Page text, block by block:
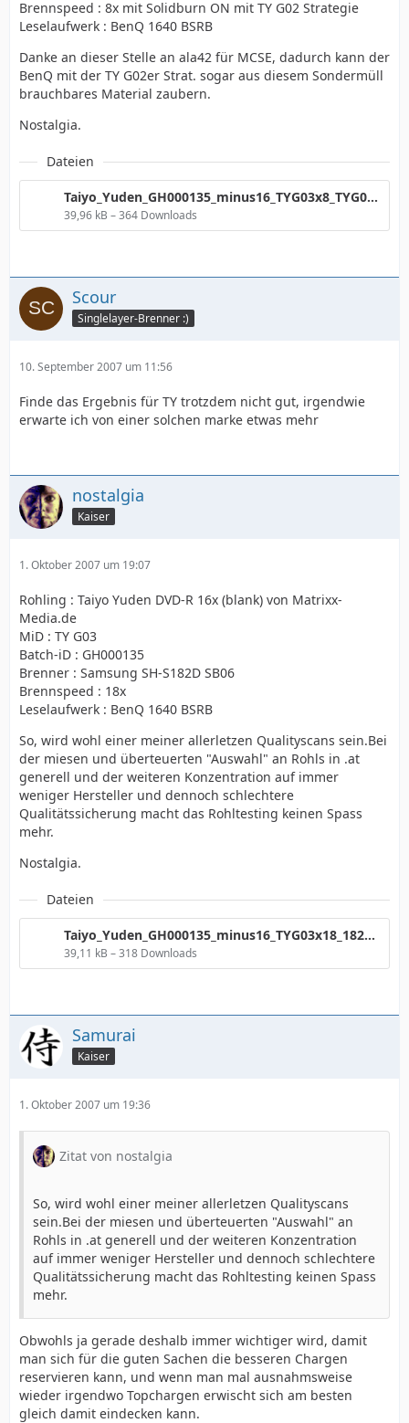
Brennspeed : 8x mit Solidburn ON mit TY G02 Strategie
Leselaufwerk : BenQ 1640 BSRB
Danke an dieser Stelle an ala42 für MCSE, dadurch kann der
BenQ mit der TY G02er Strat. sogar aus diesem Sondermüll
brauchbares Material zaubern.
Nostalgia.
Dateien
Taiyo_Yuden_GH000135_minus16_TYG03x8_TYG02sbOn_1640.png
39,96 kB – 364 Downloads
Scour
Singlelayer-Brenner :)
10. September 2007 um 11:56
Finde das Ergebnis für TY trotzdem nicht gut, irgendwie
erwarte ich von einer solchen marke etwas mehr
nostalgia
Kaiser
1. Oktober 2007 um 19:07
Rohling : Taiyo Yuden DVD-R 16x (blank) von Matrixx-
Media.de
MiD : TY G03
Batch-iD : GH000135
Brenner : Samsung SH-S182D SB06
Brennspeed : 18x
Leselaufwerk : BenQ 1640 BSRB
So, wird wohl einer meiner allerletzen Qualityscans sein.Bei
der miesen und überteuerten "Auswahl" an Rohls in .at
generell und der weiteren Konzentration auf immer
weniger Hersteller und dennoch schlechtere
Qualitätssicherung macht das Rohltesting keinen Spass
mehr.
Nostalgia.
Dateien
Taiyo_Yuden_GH000135_minus16_TYG03x18_182D_8ECC.png
39,11 kB – 318 Downloads
Samurai
Kaiser
1. Oktober 2007 um 19:36
Zitat von nostalgia
So, wird wohl einer meiner allerletzen Qualityscans
sein.Bei der miesen und überteuerten "Auswahl" an
Rohls in .at generell und der weiteren Konzentration
auf immer weniger Hersteller und dennoch schlechtere
Qualitätssicherung macht das Rohltesting keinen Spass
mehr.
Obwohls ja gerade deshalb immer wichtiger wird, damit
man sich für die guten Sachen die besseren Chargen
reservieren kann, und wenn man mal ausnahmsweise
wieder irgendwo Topchargen erwischt sich am besten
gleich damit eindecken kann.